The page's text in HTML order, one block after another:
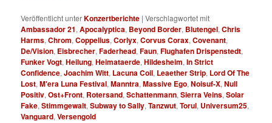
Veröffentlicht unterKonzertberichte |Verschlagwortet mit
Ambassador 21,Apocalyptica, Beyond Border, Blutengel,Chris
Harms,Chrom,Coppelius,Corlyx,Corvus Corax,Covenant,
De/Vision, Eisbrecher,Faderhead,Faun,Flughafen Drispenstedt,
Funker Vogt,Heilung,Heimataerde,Hildesheim,In Strict
Confidence,Joachim Witt, Lacuna Coil, Leaether Strip, Lord Of The
Lost,M'era Luna Festival,Manntra,Massive Ego,Noisuf-X,Null
Positiv,Ost+Front, Rotersand,Schattenmann,Sierra Veins,Solar
Fake,Stimmgewalt,Subway to Sally,Tanzwut,Torul, Universum25,
Vanguard,Versengold